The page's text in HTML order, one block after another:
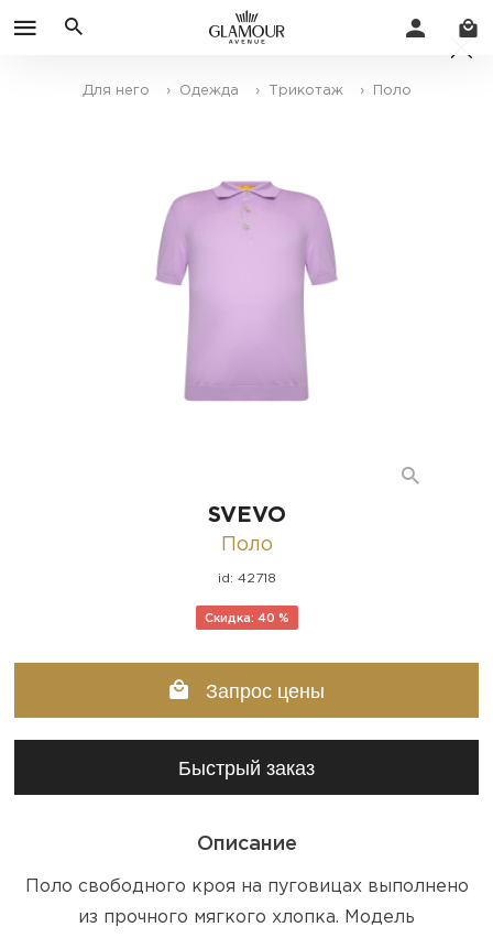
Для него › Одежда › Трикотаж › Поло
SVEVO
Поло
id: 42718
Скидка: 40 %
Запрос цены
Быстрый заказ
Описание
Поло свободного кроя на пуговицах выполнено
из прочного мягкого хлопка. Модель